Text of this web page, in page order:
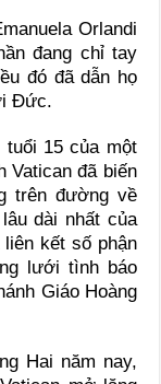
Orlandi
đang chỉ tay
đó đã dẫn họ
Đức.
15 của một
Vatican đã biến
trên đường về
dài nhất của
kết số phận
lưới tình báo
Giáo Hoàng
Hai năm nay,